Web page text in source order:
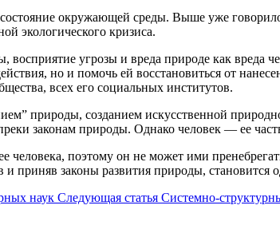
окружающей среды. Выше уже
экологического кризиса.
угрозы и вреда природе как
но и помочь ей восстановиться от
всех его социальных институтов.
природы, созданием искусственной
законам природы. Однако человек — ее
человека, поэтому он не может ими
приняв законы развития природы, становится
наук Следующая статья Системно-